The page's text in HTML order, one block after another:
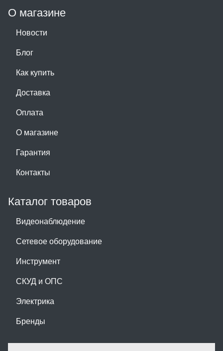
О магазине
Новости
Блог
Как купить
Доставка
Оплата
О магазине
Гарантия
Контакты
Каталог товаров
Видеонаблюдение
Сетевое оборудование
Инструмент
СКУД и ОПС
Электрика
Бренды